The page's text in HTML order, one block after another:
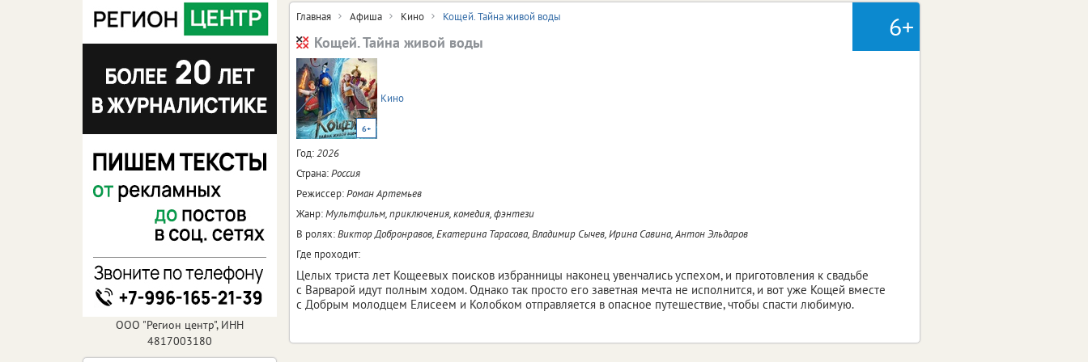
6+
Главная Афиша Кино Кощей. Тайна живой воды
Кощей. Тайна живой воды
6+
Кино
Год:2026
Страна:Россия
Режиссер:Роман Артемьев
Жанр:Мультфильм, приключения, комедия, фэнтези
В ролях:Виктор Добронравов, Екатерина Тарасова, Владимир Сычев, Ирина Савина, Антон Эльдаров
Где проходит:
Целых триста лет Кощеевых поисков избранницы наконец увенчались успехом, и приготовления к свадьбе
с Варварой идут полным ходом. Однако так просто его заветная мечта не исполнится, и вот уже Кощей вместе
с Добрым молодцем Елисеем и Колобком отправляется в опасное путешествие, чтобы спасти любимую.
ООО "Регион центр", ИНН
4817003180